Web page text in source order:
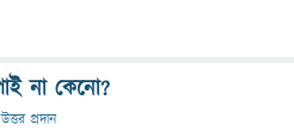
না কেনো?
উত্তর প্রদান